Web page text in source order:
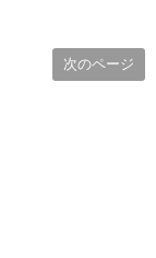
次のページ